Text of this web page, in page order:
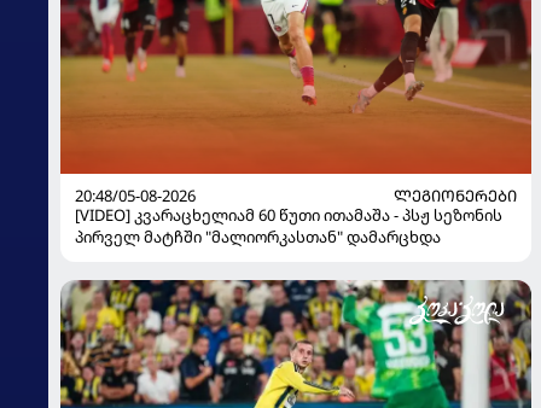
20:48/05-08-2026
ᲚᲔᲒᲘᲝᲜᲔᲠᲔᲑᲘ
[VIDEO] კვარაცხელიამ 60 წუთი ითამაშა - პსჟ სეზონის
პირველ მატჩში "მალიორკასთან" დამარცხდა